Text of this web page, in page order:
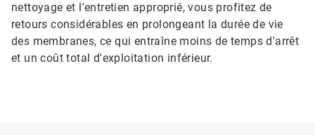
nettoyage et l'entretien approprié, vous profitez de
retours considérables en prolongeant la durée de vie
des membranes, ce qui entraîne moins de temps d'arrêt
et un coût total d'exploitation inférieur.